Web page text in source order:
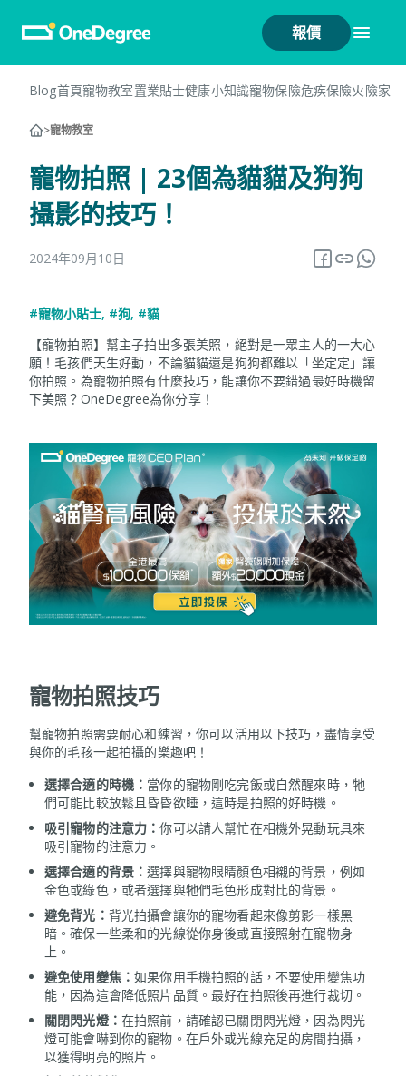
報價
Blog首頁寵物教室置業貼士健康小知識寵物保險危疾保險火險家
>寵物教室
寵物拍照 | 23個為貓貓及狗狗
攝影的技巧！
2024年09月10日
#寵物小貼士, #狗, #貓
【寵物拍照】幫主子拍出多張美照，絕對是一眾主人的一大心
願！毛孩們天生好動，不論貓貓還是狗狗都難以「坐定定」讓
你拍照。為寵物拍照有什麼技巧，能讓你不要錯過最好時機留
下美照？OneDegree為你分享！
寵物拍照技巧
幫寵物拍照需要耐心和練習，你可以活用以下技巧，盡情享受
與你的毛孩一起拍攝的樂趣吧！
選擇合適的時機： 當你的寵物剛吃完飯或自然醒來時，牠
們可能比較放鬆且昏昏欲睡，這時是拍照的好時機。
吸引寵物的注意力：你可以請人幫忙在相機外晃動玩具來
吸引寵物的注意力。
選擇合適的背景：選擇與寵物眼睛顏色相襯的背景，例如
金色或綠色，或者選擇與牠們毛色形成對比的背景。
避免背光： 背光拍攝會讓你的寵物看起來像剪影一樣黑
暗。確保一些柔和的光線從你身後或直接照射在寵物身
上。
避免使用變焦：如果你用手機拍照的話，不要使用變焦功
能，因為這會降低照片品質。最好在拍照後再進行裁切。
關閉閃光燈： 在拍照前，請確認已關閉閃光燈，因為閃光
燈可能會嚇到你的寵物。在戶外或光線充足的房間拍攝，
以獲得明亮的照片。